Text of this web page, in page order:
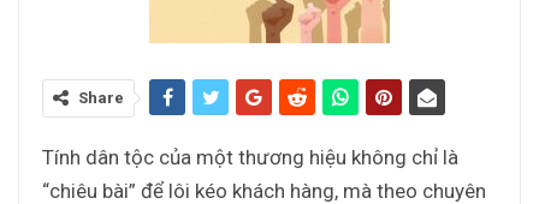
Share
Tính dân tộc của một thương hiệu không chỉ là
“chiêu bài” để lôi kéo khách hàng, mà theo chuyên